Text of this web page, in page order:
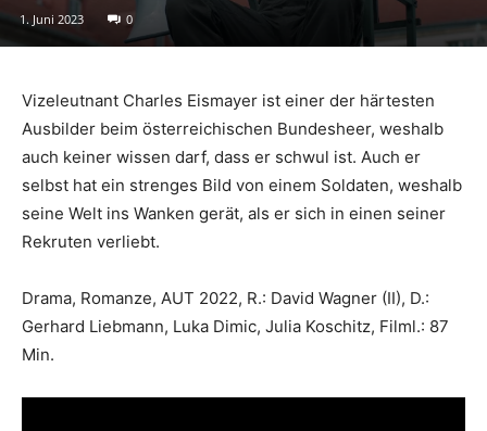
1. Juni 2023 0
Vizeleutnant Charles Eismayer ist einer der härtesten
Ausbilder beim österreichischen Bundesheer, weshalb
auch keiner wissen darf, dass er schwul ist. Auch er
selbst hat ein strenges Bild von einem Soldaten, weshalb
seine Welt ins Wanken gerät, als er sich in einen seiner
Rekruten verliebt.
Drama, Romanze, AUT 2022, R.: David Wagner (II), D.:
Gerhard Liebmann, Luka Dimic, Julia Koschitz, Filml.: 87
Min.